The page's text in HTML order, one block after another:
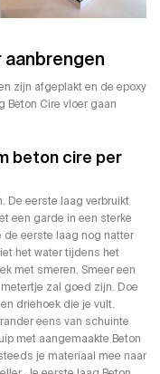
aanbrengen
zijn afgeplakt en de epoxy
Beton Cire vloer gaan
beton cire per
De eerste laag verbruikt
een garde in een sterke
de eerste laag nog natter
het water tijdens het
met smeren. Smeer een
zal goed zijn. Doe
driehoek die je vult.
eens van schuinte
met aangemaakte Beton
je materiaal mee naar